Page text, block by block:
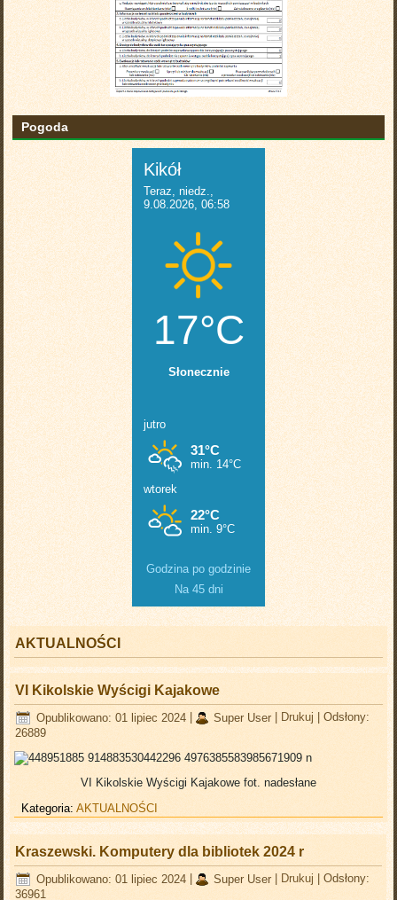
Pogoda
Godzina po godzinie
Na 45 dni
AKTUALNOŚCI
VI Kikolskie Wyścigi Kajakowe
Opublikowano: 01 lipiec 2024 Super User Drukuj |Odsłony:
26889
VI Kikolskie Wyścigi Kajakowe fot. nadesłane
Kategoria:AKTUALNOŚCI
Kraszewski. Komputery dla bibliotek 2024 r
Opublikowano: 01 lipiec 2024 Super User| Drukuj |Odsłony:
36961